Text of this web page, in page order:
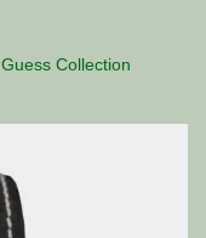
Guess Collection